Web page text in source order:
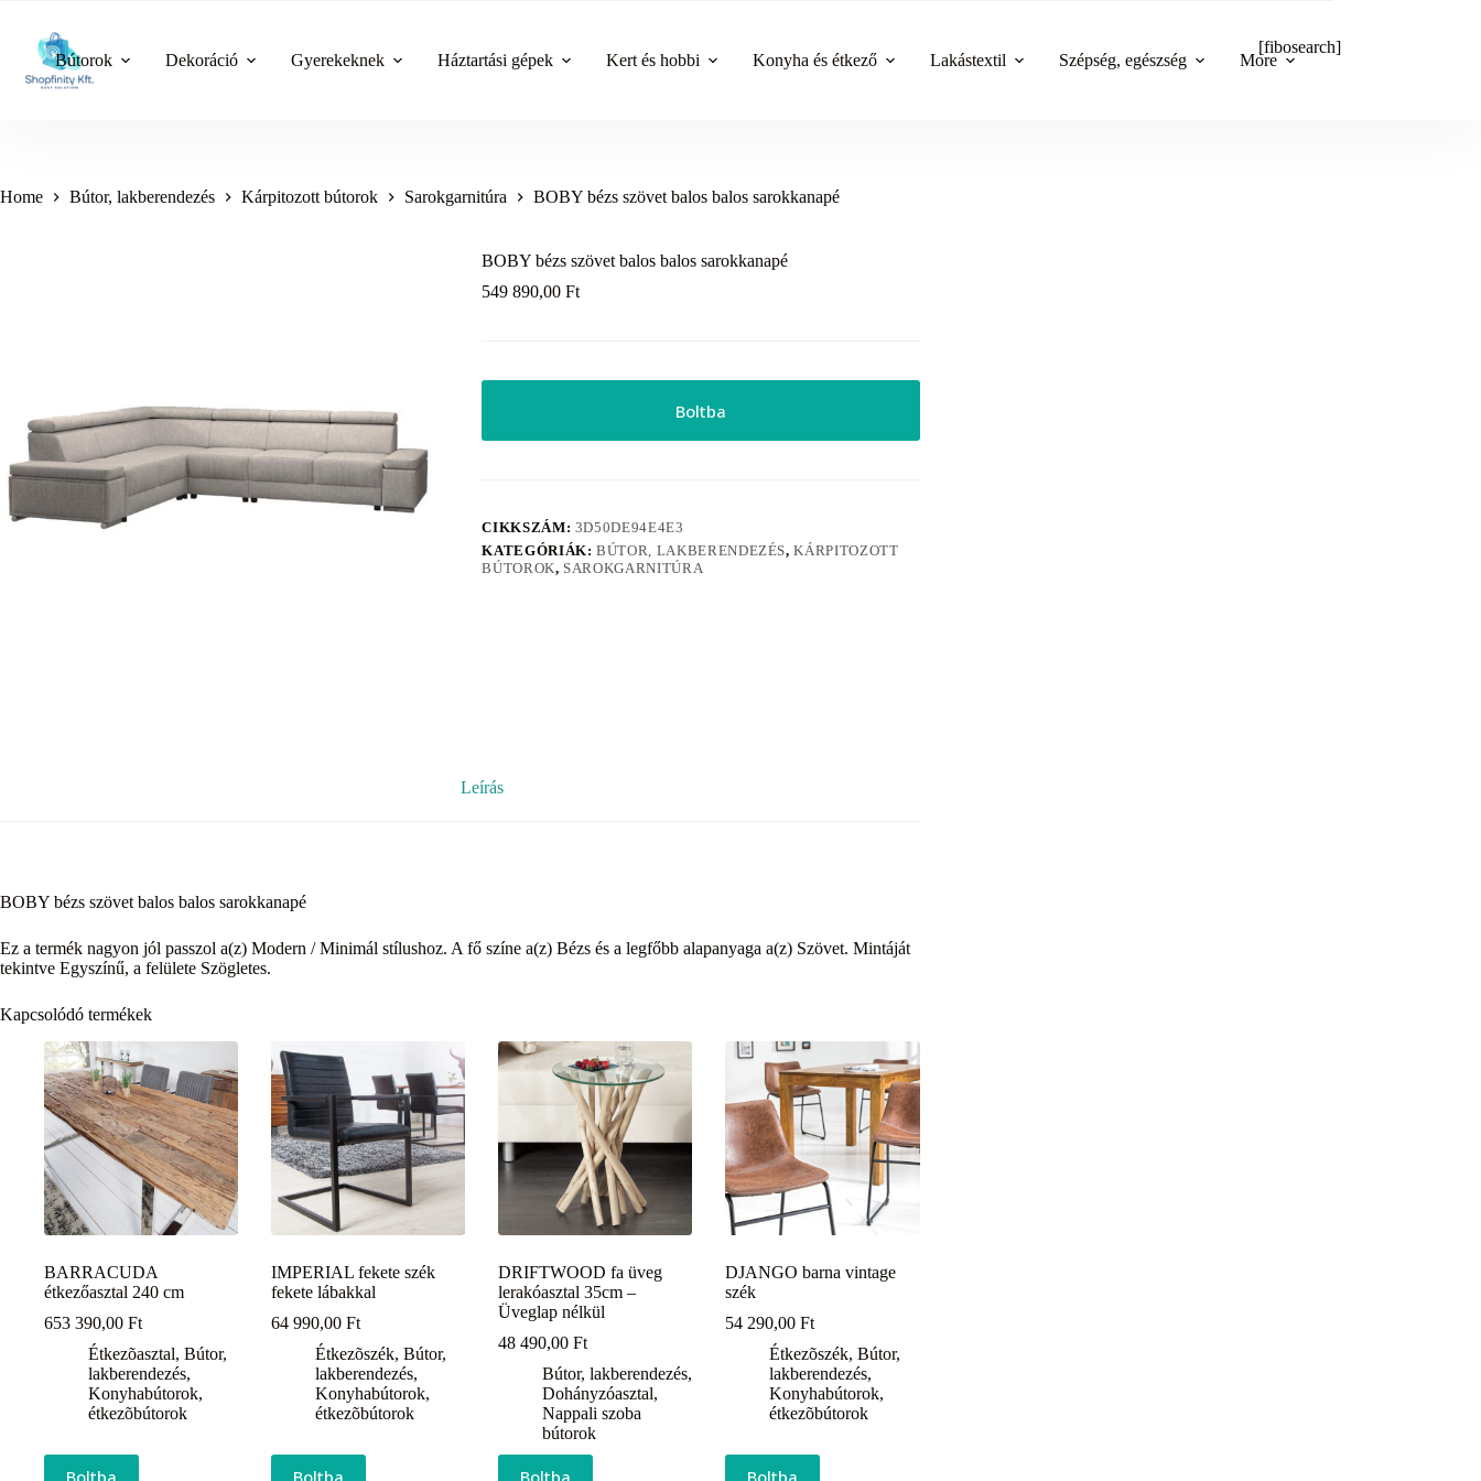
content
Bútorok Dekoráció Gyerekeknek Háztartási gépek Kert és hobbi Konyha és étkező Lakástextil Szépség, egészség More
[fibosearch]
Home Bútor, lakberendezés Kárpitozott bútorok Sarokgarnitúra BOBY bézs szövet balos balos sarokkanapé
BOBY bézs szövet balos balos sarokkanapé
549 890,00Ft
Boltba
CIKKSZÁM: 3D50DE94E4E3
KATEGÓRIÁK:BÚTOR, LAKBERENDEZÉS,KÁRPITOZOTT
BÚTOROK, SAROKGARNITÚRA
Leírás
BOBY bézs szövet balos balos sarokkanapé
Ez a termék nagyon jól passzol a(z) Modern / Minimál stílushoz. A fő színe a(z) Bézs és a legfőbb alapanyaga a(z) Szövet. Mintáját
tekintve Egyszínű, a felülete Szögletes.
Kapcsolódó termékek
BARRACUDA
étkezőasztal 240 cm
653 390,00 Ft
Étkezõasztal, Bútor,
lakberendezés,
Konyhabútorok,
étkezõbútorok
IMPERIAL fekete szék
fekete lábakkal
64 990,00Ft
Étkezõszék,Bútor,
lakberendezés,
Konyhabútorok,
étkezõbútorok
DRIFTWOOD fa üveg
lerakóasztal 35cm –
Üveglap nélkül
48 490,00Ft
Bútor, lakberendezés,
Dohányzóasztal,
Nappali szoba
bútorok
DJANGO barna vintage
szék
54 290,00Ft
Étkezõszék,Bútor,
lakberendezés,
Konyhabútorok,
étkezõbútorok